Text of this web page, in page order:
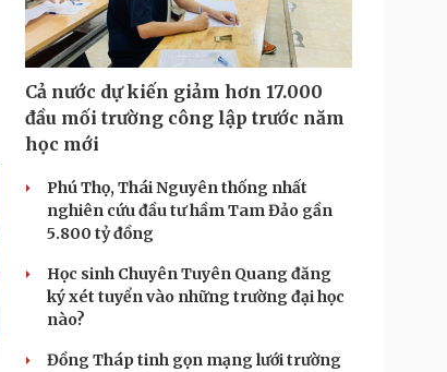
Cả nước dự kiến giảm hơn 17.000
đầu mối trường công lập trước năm
học mới
Phú Thọ, Thái Nguyên thống nhất
nghiên cứu đầu tư hầm Tam Đảo gần
5.800 tỷ đồng
Học sinh Chuyên Tuyên Quang đăng
ký xét tuyển vào những trường đại học
nào?
Đồng Tháp tinh gọn mạng lưới trường